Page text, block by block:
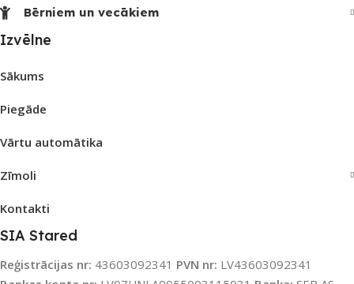
Bērniem un vecākiem
Izvēlne
Sākums
Piegāde
Vārtu automātika
Zīmoli
Kontakti
SIA Stared
Reģistrācijas nr: 43603092341 PVN nr: LV43603092341